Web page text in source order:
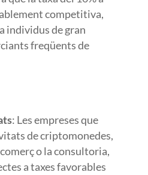
competitiva,
individus de gran
freqüents de
: Les empreses que
de criptomonedes,
o la consultoria,
a taxes favorables